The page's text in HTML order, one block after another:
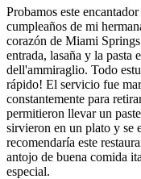
Probamos este
cumpleaños de mi
corazón de Miami
entrada, lasaña y la pasta
dell'ammiraglio. Todo
rápido! El servicio fue
constantemente para
permitieron llevar un
sirvieron en un plato y se
recomendaría este
antojo de buena comida
especial.